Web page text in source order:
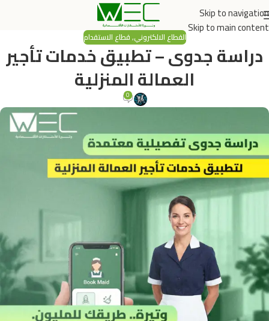
Skip to navigation
Skip to main content
القطاع الالكتروني,قطاع الاستقدام
دراسة جدوى – تطبيق خدمات تأجير
العمالة المنزلية
0